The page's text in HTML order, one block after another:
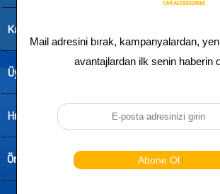
Kategoriler
Üye
Hızlı Erişim
Önemli Bilgiler